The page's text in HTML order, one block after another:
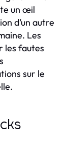
un œil
d’un autre
Les
les fautes
sur le